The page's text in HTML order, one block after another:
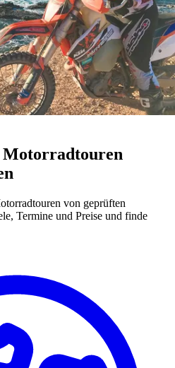
von geprüften
Termine und Preise und finde